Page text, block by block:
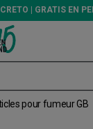
| GRATIS EN
pour fumeur GB